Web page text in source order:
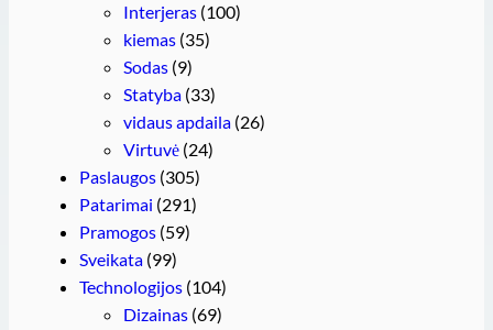
Interjeras (100)
kiemas (35)
Sodas (9)
Statyba (33)
vidaus apdaila (26)
Virtuvė (24)
Paslaugos (305)
Patarimai (291)
Pramogos (59)
Sveikata (99)
Technologijos (104)
Dizainas (69)